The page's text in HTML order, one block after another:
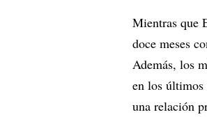
Mientras que
doce meses
Además, los
en los últimos
una relación